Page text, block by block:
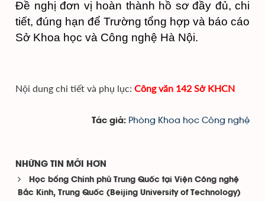
Đề nghị đơn vị hoàn thành hồ sơ đầy đủ, chi
tiết, đúng hạn để Trường tổng hợp và báo cáo
Sở Khoa học và Công nghệ Hà Nội.
Nội dung chi tiết và phụ lục: Công văn 142 Sở KHCN
Tác giả: Phòng Khoa học Công nghệ
NHỮNG TIN MỚI HƠN
Học bổng Chính phủ Trung Quốc tại Viện Công nghệ
Bắc Kinh, Trung Quốc (Beijing University of Technology)